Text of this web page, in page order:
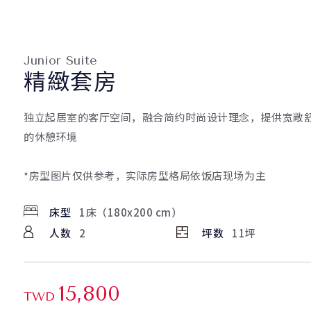
Junior Suite
精緻套房
独立起居室的客厅空间，融合简约时尚设计理念，提供宽敞
的休憩环境
*房型图片仅供参考，实际房型格局依饭店现场为主
床型
1床（180x200 cm）
人数
2 坪数 11坪
TWD 15,800